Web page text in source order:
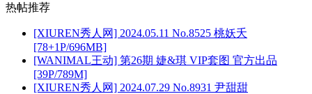
热帖推荐
[XIUREN秀人网] 2024.05.11 No.8525 桃妖夭
[78+1P/696MB]
[WANIMAL王动] 第26期 婕&琪 VIP套图 官方出品
[39P/789M]
[XIUREN秀人网] 2024.07.29 No.8931 尹甜甜